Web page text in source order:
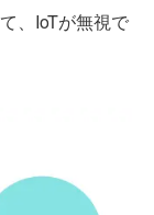
、IoTが無視で